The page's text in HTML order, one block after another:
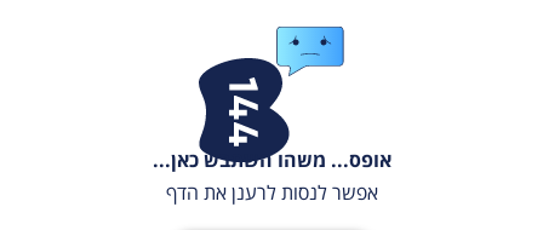
אופס... משהו השתבש כאן...
אפשר לנסות לרענן את הדף